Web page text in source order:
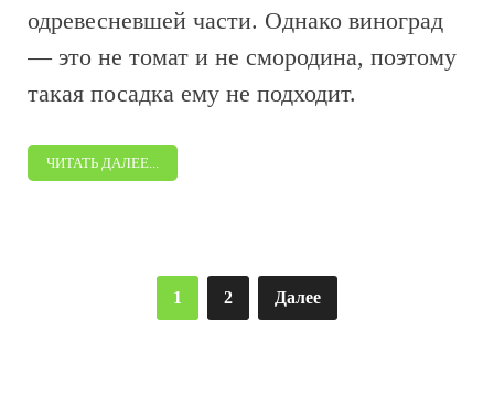
одревесневшей части. Однако виноград
— это не томат и не смородина, поэтому
такая посадка ему не подходит.
ЧИТАТЬ ДАЛЕЕ...
Пагинация
1 2 Далее